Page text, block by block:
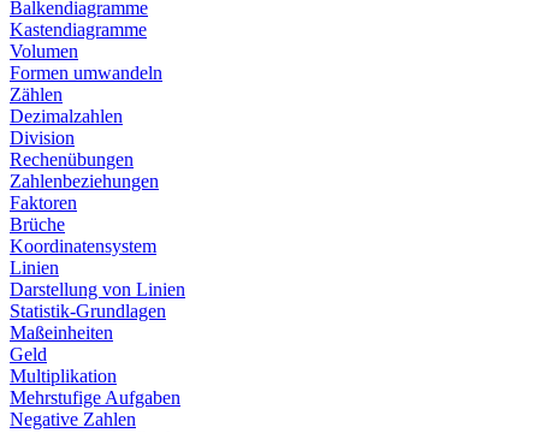
Balkendiagramme
Kastendiagramme
Volumen
Formen umwandeln
Zählen
Dezimalzahlen
Division
Rechenübungen
Zahlenbeziehungen
Faktoren
Brüche
Koordinatensystem
Linien
Darstellung von Linien
Statistik-Grundlagen
Maßeinheiten
Geld
Multiplikation
Mehrstufige Aufgaben
Negative Zahlen